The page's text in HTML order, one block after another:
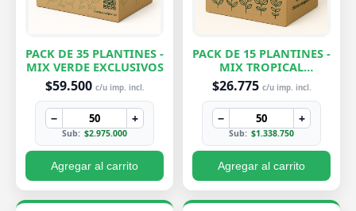
PACK DE 35 PLANTINES -
MIX VERDE EXCLUSIVOS
$59.500 c/u imp. incl.
− +
Sub: $2.975.000
Agregar al carrito
PACK DE 15 PLANTINES -
MIX TROPICAL
EXCLUSIVOS
$26.775 c/u imp. incl.
− +
Sub: $1.338.750
Agregar al carrito